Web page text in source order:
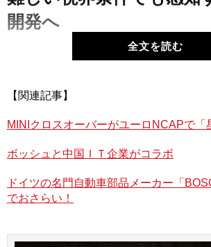
開発へ
けた際など、ドライバーの視界確保が困
車周辺の視界を感知できる高度な車載カ
化されているレーダーやカメラにイメー
合わせることにより、暗い場所から明る
視界の変化などで効果をもたらす。
題を解決するのが彼らの取り組むイメー
全文を読む
【関連記事】
MINIクロスオーバーがユーロNCAPで「
ボッシュと中国ＩＴ企業がコラボ
ドイツの名門自動車部品メーカー「
でおさらい！